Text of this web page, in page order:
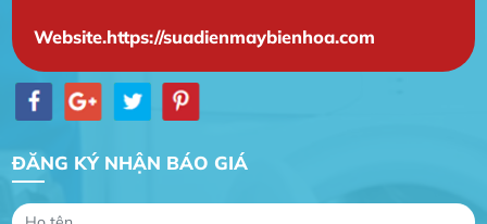
Website.https://suadienmaybienhoa.com
ĐĂNG KÝ NHẬN BÁO GIÁ